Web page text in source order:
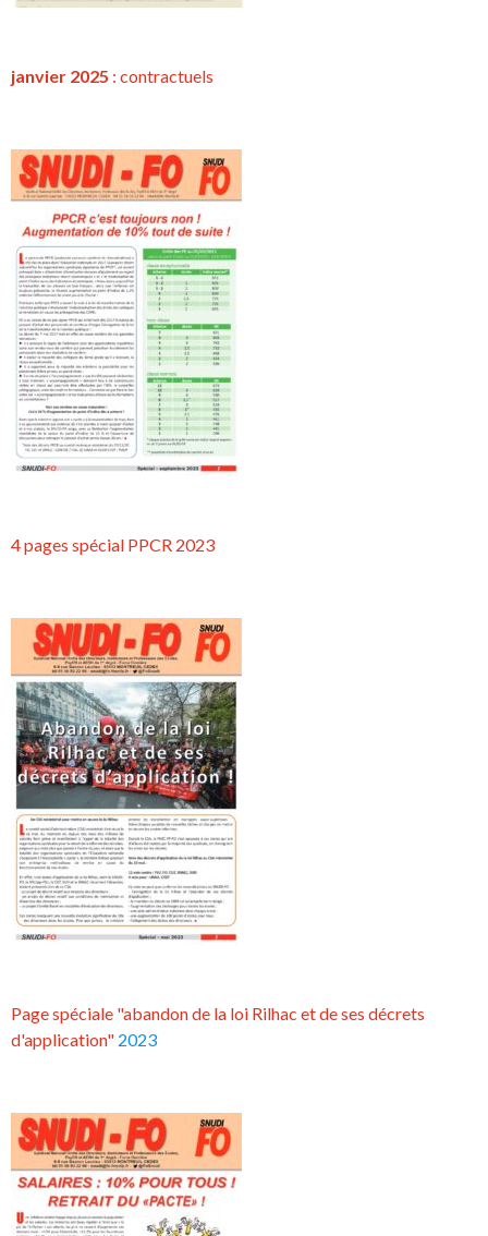
janvier 2025 : contractuels
4 pages spécial PPCR 2023
Page spéciale "abandon de la loi Rilhac et de ses décrets
d'application" 2023